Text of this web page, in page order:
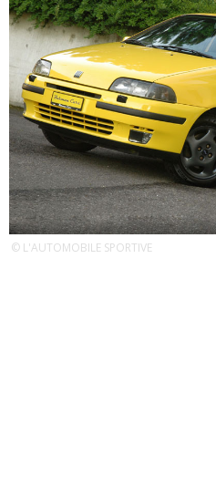
© L'AUTOMOBILE SPORTIVE